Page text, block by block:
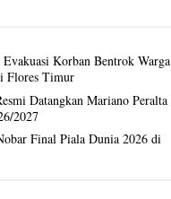
Korban Bentrok Warga
Flores Timur
Datangkan Mariano Peralta
2027
Final Piala Dunia 2026 di